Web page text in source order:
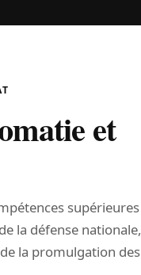
et
supérieures
la défense nationale,
la promulgation des